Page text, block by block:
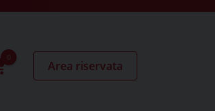
Area riservata